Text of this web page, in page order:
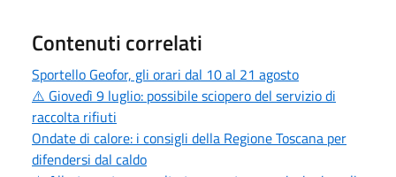
Contenuti correlati
Sportello Geofor, gli orari dal 10 al 21 agosto
⚠️ Giovedì 9 luglio: possibile sciopero del servizio di
raccolta rifiuti
Ondate di calore: i consigli della Regione Toscana per
difendersi dal caldo